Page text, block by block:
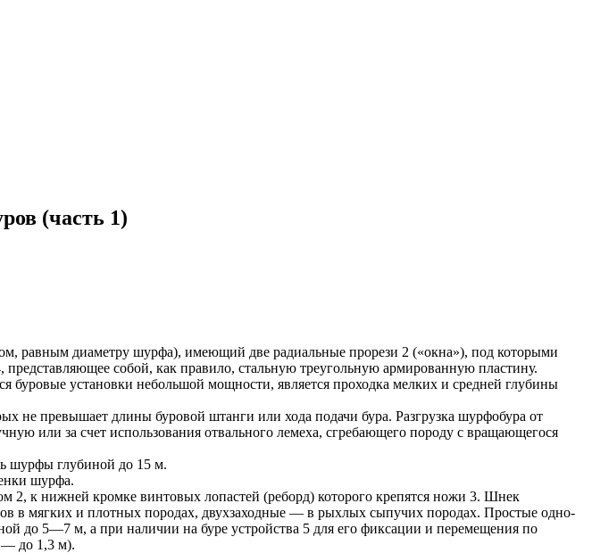
(часть 1)
равным диаметру шурфа), имеющий две радиальные прорези 2 («окна»), под которыми
собой, как правило, стальную треугольную армированную пластину.
установки небольшой мощности, является проходка мелких и средней глубины
превышает длины буровой штанги или хода подачи бура. Разгрузка шурфобура от
или за счет использования отвального лемеха, сгребающего породу с вращающегося
шурфы глубиной до 15 м.
шурфа.
к нижней кромке винтовых лопастей (реборд) которого крепятся ножи 3. Шнек
в мягких и плотных породах, двухзаходные — в рыхлых сыпучих породах. Простые одно-
до 5—7 м, а при наличии на буре устройства 5 для его фиксации и перемещения по
— до 1,3 м).